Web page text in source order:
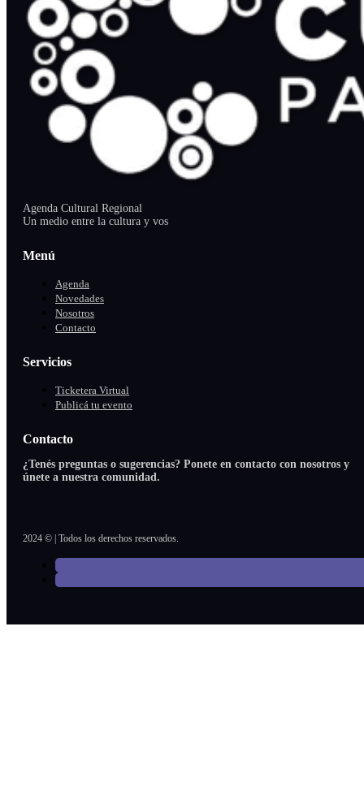
Agenda Cultural Regional
Un medio entre la cultura y vos
Menú
Agenda
Novedades
Nosotros
Contacto
Servicios
Ticketera Virtual
Publicá tu evento
Contacto
¿Tenés preguntas o sugerencias? Ponete en contacto con nosotros y
únete a nuestra comunidad.
2024 © | Todos los derechos reservados.